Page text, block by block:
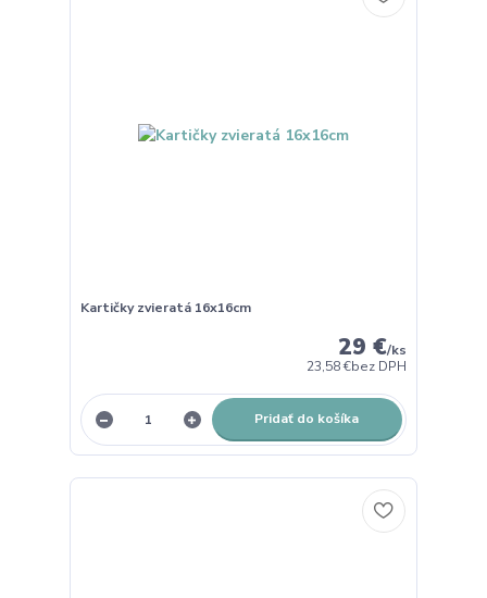
Kartičky zvieratá 16x16cm
29 €/ks
23,58 €bez DPH
Pridať do košíka